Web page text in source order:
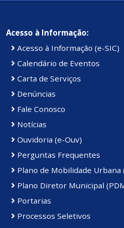
Acesso à Informação:
Acesso à Informação (e-SIC)
Calendário de Eventos
Carta de Serviços
Denúncias
Fale Conosco
Notícias
Ouvidoria (e-Ouv)
Perguntas Frequentes
Plano de Mobilidade Urbana
Plano Diretor Municipal
Portarias
Processos Seletivos